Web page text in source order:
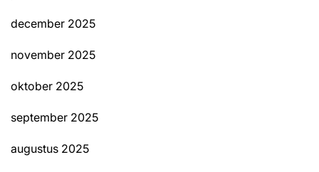
december 2025
november 2025
oktober 2025
september 2025
augustus 2025